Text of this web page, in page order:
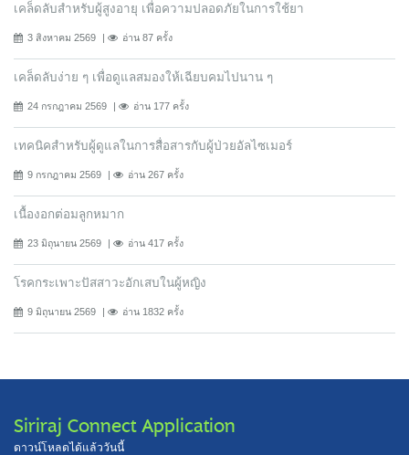
เคล็ดลับสำหรับผู้สูงอายุ เพื่อความปลอดภัยในการใช้ยา
3 สิงหาคม 2569 อ่าน 87 ครั้ง
เคล็ดลับง่าย ๆ เพื่อดูแลสมองให้เฉียบคมไปนาน ๆ
24 กรกฎาคม 2569 อ่าน 177 ครั้ง
เทคนิคสำหรับผู้ดูแลในการสื่อสารกับผู้ป่วยอัลไซเมอร์
9 กรกฎาคม 2569 อ่าน 267 ครั้ง
เนื้องอกต่อมลูกหมาก
23 มิถุนายน 2569 อ่าน 417 ครั้ง
โรคกระเพาะปัสสาวะอักเสบในผู้หญิง
9 มิถุนายน 2569 อ่าน 1832 ครั้ง
Siriraj Connect Application
ดาวน์โหลดได้แล้ววันนี้